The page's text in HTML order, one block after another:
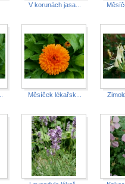
V korunách jasa...
Měsíček lékařsk...